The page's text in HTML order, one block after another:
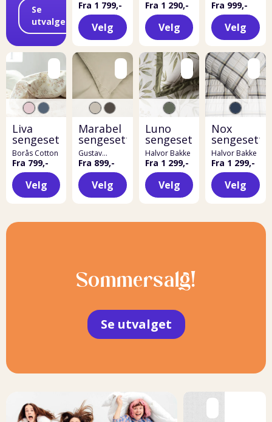
Se
utvalget
Fra 1 799,-
Velg
Fra 1 290,-
Velg
Fra 999,-
Velg
Liva
sengesett
Borås Cotton
Fra 799,-
Velg
Marabel
sengesett
Gustav
Ovland
Fra 899,-
Velg
Luno
sengesett
Halvor Bakke
Fra 1 299,-
Velg
Nox
sengesett
Halvor Bakke
Fra 1 299,-
Velg
Sommersalg!
Se utvalget